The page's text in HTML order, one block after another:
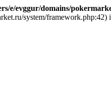
e/evggur/domains/
system/framework.php:42)